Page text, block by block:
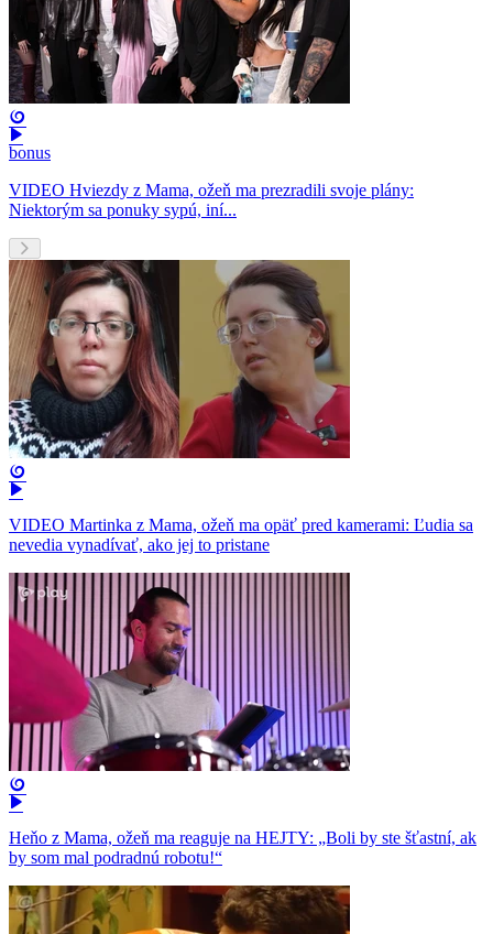
bonus
VIDEO Hviezdy z Mama, ožeň ma prezradili svoje plány:
Niektorým sa ponuky sypú, iní...
VIDEO Martinka z Mama, ožeň ma opäť pred kamerami: Ľudia sa
nevedia vynadívať, ako jej to pristane
Heňo z Mama, ožeň ma reaguje na HEJTY: „Boli by ste šťastní, ak
by som mal podradnú robotu!“